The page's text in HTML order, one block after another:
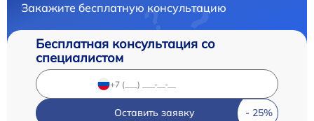
Закажите бесплатную консультацию
Бесплатная консультация со
специалистом
Оставить заявку